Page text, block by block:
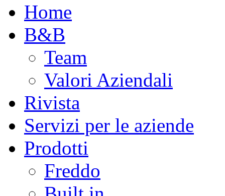
Home
B&B
Team
Valori Aziendali
Rivista
Servizi per le aziende
Prodotti
Freddo